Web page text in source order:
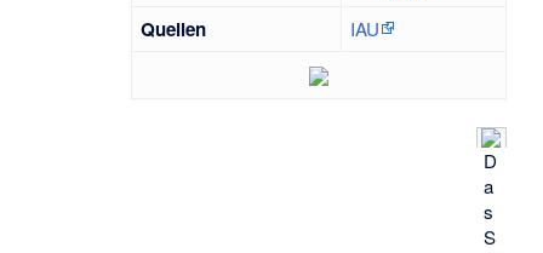
Quellen IAU
D
a
s
S